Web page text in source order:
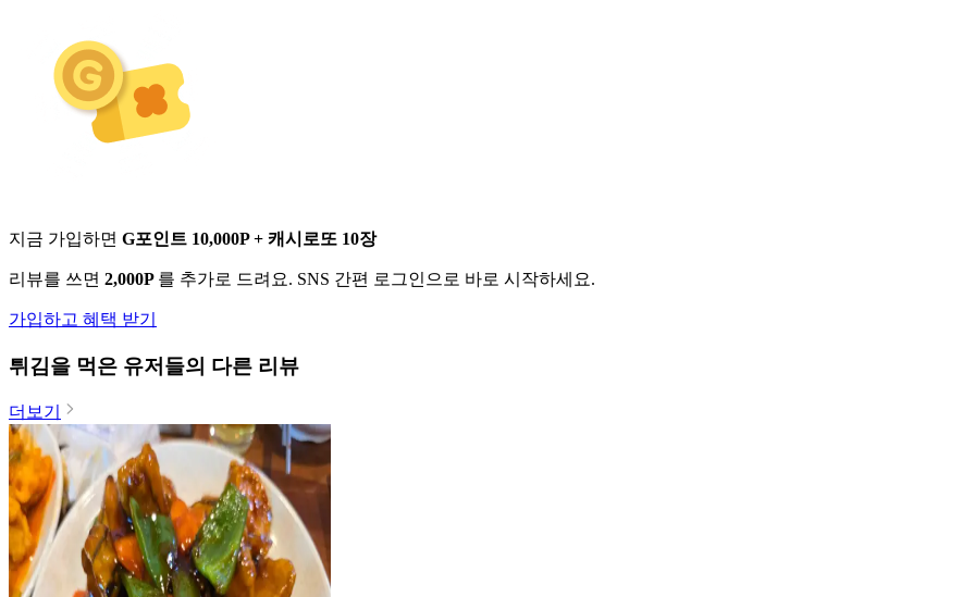
지금 가입하면 G포인트 10,000P + 캐시로또 10장
리뷰를 쓰면 2,000P 를 추가로 드려요. SNS 간편 로그인으로 바로 시작하세요.
가입하고 혜택 받기
튀김을 먹은 유저들의 다른 리뷰
더보기